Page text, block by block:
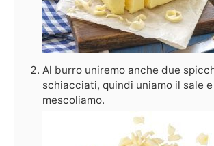
Al burro uniremo anche due
schiacciati, quindi uniamo il sale
mescoliamo.